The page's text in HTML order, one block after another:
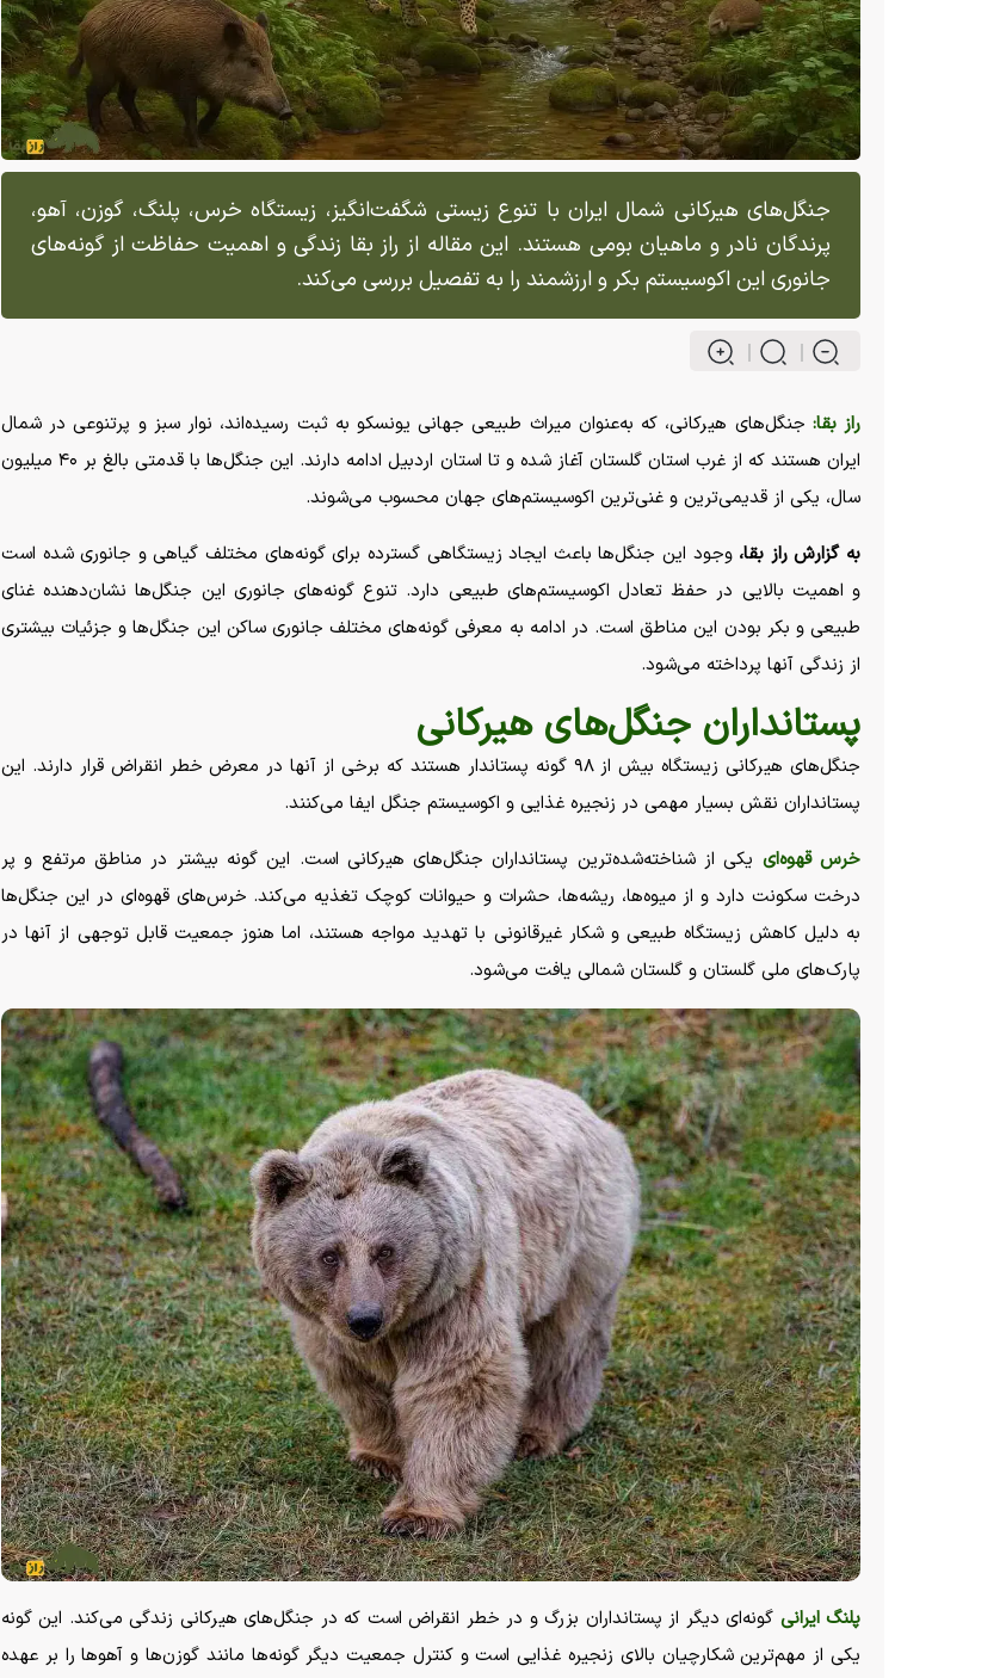
جنگل‌های هیرکانی شمال ایران با تنوع زیستی شگفت‌انگیز، زیستگاه خرس، پلنگ، گوزن، آهو،
پرندگان نادر و ماهیان بومی هستند. این مقاله از راز بقا زندگی و اهمیت حفاظت از گونه‌های
جانوری این اکوسیستم بکر و ارزشمند را به تفصیل بررسی می‌کند.
راز بقا: جنگل‌های هیرکانی، که به‌عنوان میراث طبیعی جهانی یونسکو به ثبت رسیده‌اند، نوار سبز و پرتنوعی در شمال
ایران هستند که از غرب استان گلستان آغاز شده و تا استان اردبیل ادامه دارند. این جنگل‌ها با قدمتی بالغ بر ۴۰ میلیون
سال، یکی از قدیمی‌ترین و غنی‌ترین اکوسیستم‌های جهان محسوب می‌شوند.
به گزارش راز بقا،وجود این جنگل‌ها باعث ایجاد زیستگاهی گسترده برای گونه‌های مختلف گیاهی و جانوری شده است
و اهمیت بالایی در حفظ تعادل اکوسیستم‌های طبیعی دارد. تنوع گونه‌های جانوری این جنگل‌ها نشان‌دهنده غنای
طبیعی و بکر بودن این مناطق است. در ادامه به معرفی گونه‌های مختلف جانوری ساکن این جنگل‌ها و جزئیات بیشتری
از زندگی آنها پرداخته می‌شود.
پستانداران جنگل‌های هیرکانی
جنگل‌های هیرکانی زیستگاه بیش از ۹۸ گونه پستاندار هستند که برخی از آنها در معرض خطر انقراض قرار دارند. این
پستانداران نقش بسیار مهمی در زنجیره غذایی و اکوسیستم جنگل ایفا می‌کنند.
خرس قهوه‌ای یکی از شناخته‌شده‌ترین پستانداران جنگل‌های هیرکانی است. این گونه بیشتر در مناطق مرتفع و پر
درخت سکونت دارد و از میوه‌ها، ریشه‌ها، حشرات و حیوانات کوچک تغذیه می‌کند. خرس‌های قهوه‌ای در این جنگل‌ها
به دلیل کاهش زیستگاه طبیعی و شکار غیرقانونی با تهدید مواجه هستند، اما هنوز جمعیت قابل توجهی از آنها در
پارک‌های ملی گلستان و گلستان شمالی یافت می‌شود.
پلنگ ایرانی گونه‌ای دیگر از پستانداران بزرگ و در خطر انقراض است که در جنگل‌های هیرکانی زندگی می‌کند. این گونه
یکی از مهم‌ترین شکارچیان بالای زنجیره غذایی است و کنترل جمعیت دیگر گونه‌ها مانند گوزن‌ها و آهو‌ها را بر عهده